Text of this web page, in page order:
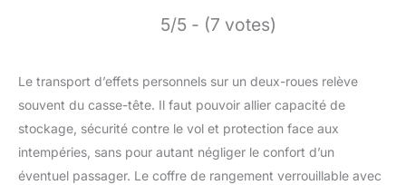
5/5 - (7 votes)
Le transport d’effets personnels sur un deux-roues relève
souvent du casse-tête. Il faut pouvoir allier capacité de
stockage, sécurité contre le vol et protection face aux
intempéries, sans pour autant négliger le confort d’un
éventuel passager. Le coffre de rangement verrouillable avec